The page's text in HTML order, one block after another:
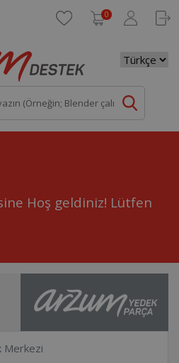
0
Hoş geldiniz! Lütfen
Merkezi